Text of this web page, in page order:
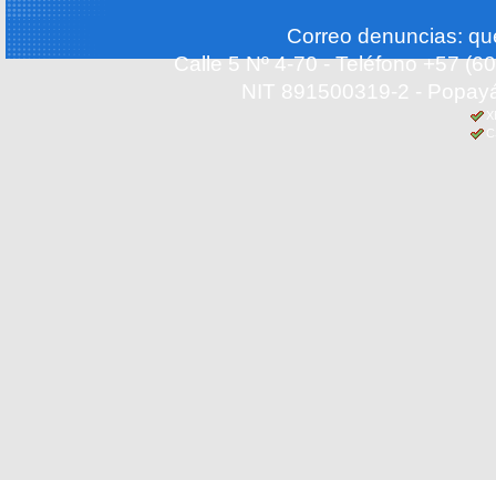
Correo denuncias:
Calle 5 Nº 4-70 - Teléfono +57
NIT 891500319-2 -